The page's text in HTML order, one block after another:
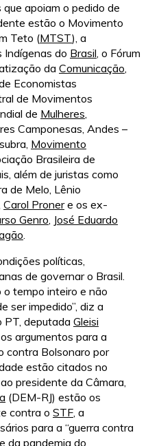
apoiam o pedido de
estão o Movimento
Teto (MTST), a
do Brasil, o Fórum
da Comunicação,
Economistas
de Movimentos
de Mulheres,
Camponesas, Andes –
Movimento
Brasileira de
além de juristas como
de Melo, Lênio
Carol Pronere os ex-
Genro, José Eduardo
.
políticas,
de governar o Brasil.
o tempo inteiro e não
ser impedido”, diz a
PT, deputada Gleisi
argumentos para a
contra Bolsonaro por
estão citados no
presidente da Câmara,
(DEM-RJ) estão os
contra o STF, a
para a “guerra contra
da pandemia do